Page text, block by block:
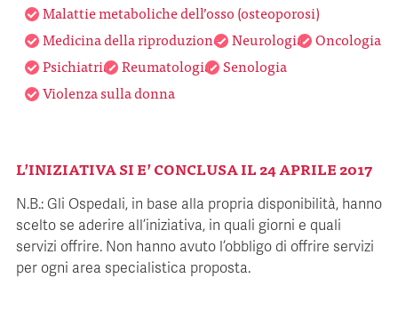
Malattie metaboliche dell’osso (osteoporosi)
Medicina della riproduzione Neurologia Oncologia
Psichiatria Reumatologia Senologia
Violenza sulla donna
L’INIZIATIVA SI E’ CONCLUSA IL 24 APRILE 2017
N.B.: Gli Ospedali, in base alla propria disponibilità, hanno
scelto se aderire all’iniziativa, in quali giorni e quali
servizi offrire. Non hanno avuto l’obbligo di offrire servizi
per ogni area specialistica proposta.